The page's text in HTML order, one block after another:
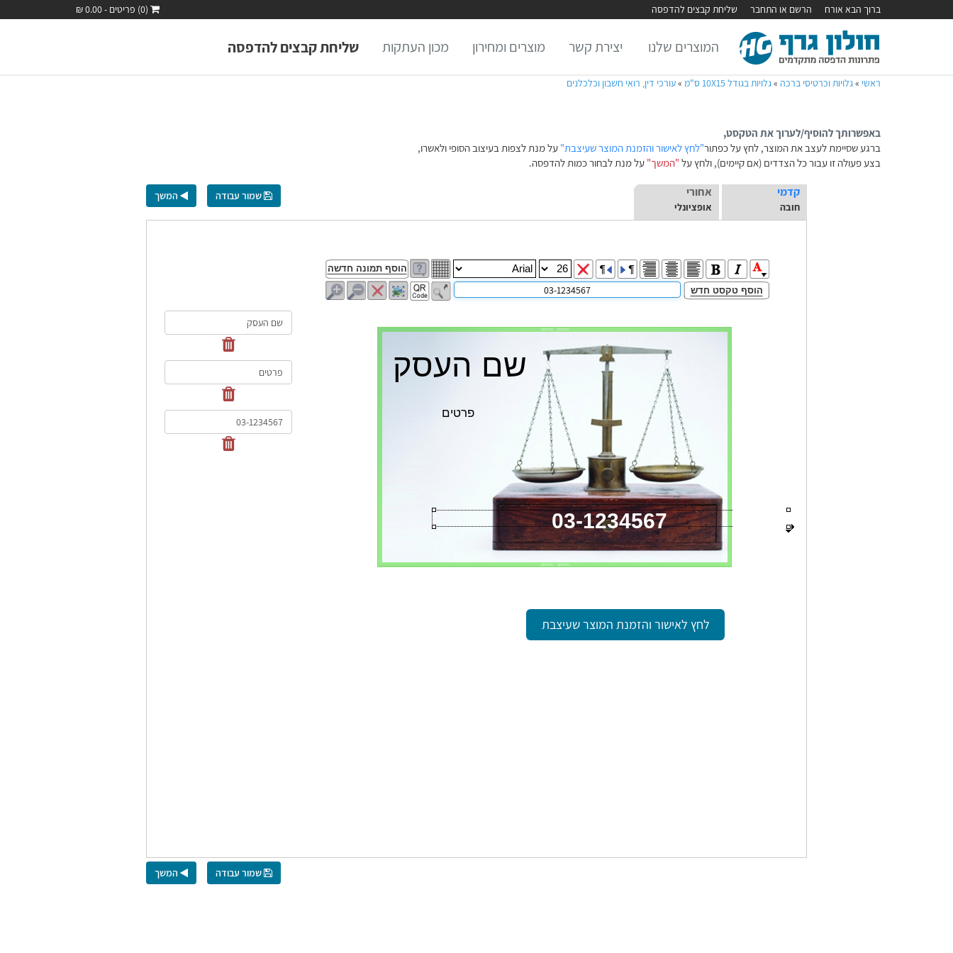
ברוך הבא אורח הרשם או התחבר שליחת קבצים להדפסה (0) פריטים - 0.00 ₪
המוצרים שלנו יצירת קשר מוצרים ומחירון מכון העתקות שליחת קבצים להדפסה
ראשי »גלויות וכרטיסי ברכה »גלויות בגודל 10X15 ס"מ »עורכי דין, רואי חשבון וכלכלנים
באפשרותך להוסיף/לערוך את הטקסט,
ברגע שסיימת לעצב את המוצר, לחץ על כפתור"לחץ לאישור והזמנת המוצר שעיצבת" על מנת לצפות בעיצוב הסופי ולאשרו,
בצע פעולה זו עבור כל הצדדים (אם קיימים), ולחץ על "המשך" על מנת לבחור כמות להדפסה.
קדמי
חובה
אחורי
אופציונלי
שמור עבודה המשך
שמור עבודה המשך